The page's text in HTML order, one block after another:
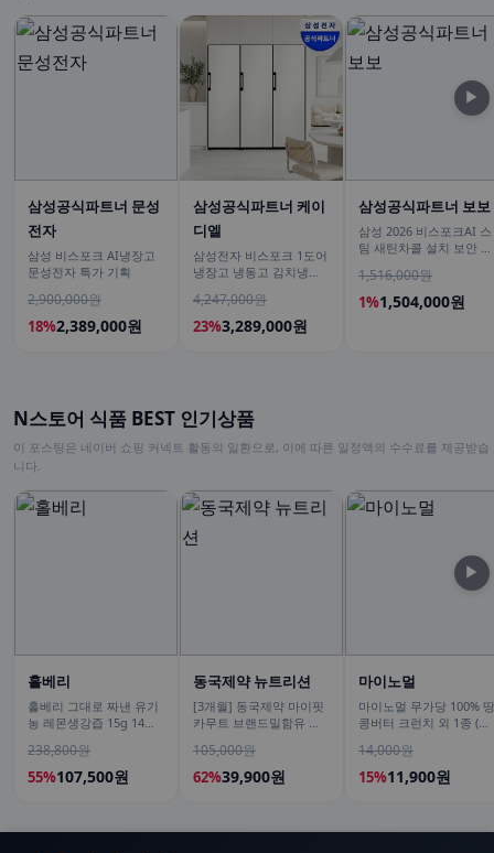
삼성공식파트너 문성
전자
삼성 비스포크 AI냉장고
문성전자 특가 기획
2,900,000원
18%2,389,000원
삼성공식파트너 케이
디엘
삼성전자 비스포크 1도어
냉장고 냉동고 김치냉장
1등급 AI절약
4,247,000원
23%3,289,000원
삼성공식파트너 보보
삼성 2026 비스포크AI 스
팀 새틴차콜 설치 보안 안
1,516,000원
1%1,504,000원
▶
N스토어 식품 BEST 인기상품
이 포스팅은 네이버 쇼핑 커넥트 활동의 일환으로, 이에 따른 일정액의 수수료를 제공받습
니다.
홀베리
홀베리 그대로 짜낸 유기
농 레몬생강즙 15g 14포,
238,800원
55%107,500원
동국제약 뉴트리션
[3개월] 동국제약 마이핏
카무트 브랜드밀함유 효
치 30포, 3개
105,000원
62%39,900원
마이노멀
마이노멀 무가당 100% 땅
콩버터 크런치 외 1종 (땅
14,000원
15%11,900원
▶